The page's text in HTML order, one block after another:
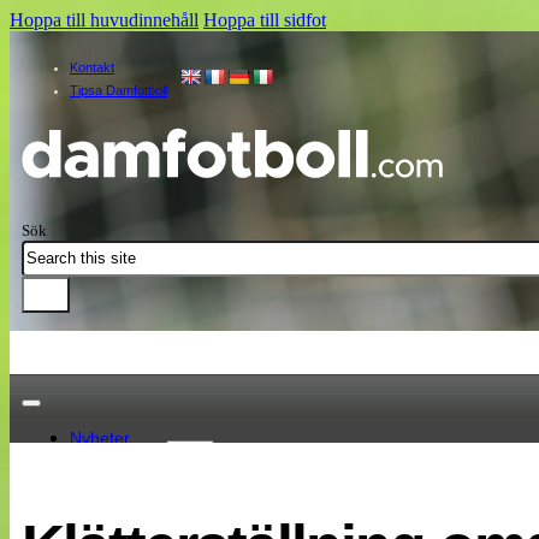
Hoppa till huvudinnehåll Hoppa till sidfot
Kontakt
Tipsa Damfotboll
Sök
Nyheter
Landslaget